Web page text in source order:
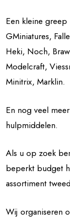
Een kleine
GMiniatures,
Heki, Noch,
Modelcraft,
Minitrix, Marklin.
En nog veel
hulpmiddelen.
Als u op zoek
beperkt budget
assortiment
Wij organiseren